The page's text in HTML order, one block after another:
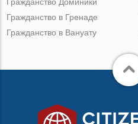
Гражданство в Гренаде
Гражданство в Вануату